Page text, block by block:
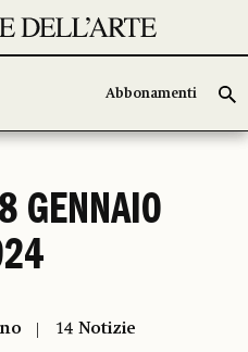
Abbonamenti
Abbonamenti
GENNAIO
14 Notizie